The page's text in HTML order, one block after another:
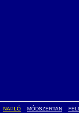
NAPLÓ MÓDSZERTAN